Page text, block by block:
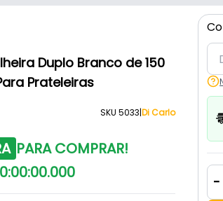
Duplo Branco de 150
Prateleiras
SKU 5033|Di Carlo
PARA COMPRAR!
:00:00.000 -